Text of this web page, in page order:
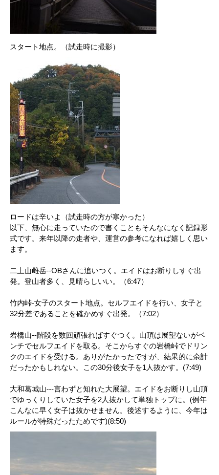
スタート地点。（試走時に撮影）
ロードは辛いよ（試走時の方が寒かった）
以下、無心に走っていたので書くこともそんなになく記録形
式です。来年以降の走者や、運営の参考になれば嬉しく思い
ます。
二上山雌岳--OBさんに追いつく。エイドはお断りしすぐ出
発。登山者多く、見晴らしいい。（6:47）
竹内峠-女子のスタート地点。セルフエイドを行い、女子と
32分差であることを確かめすぐ出発。（7:02）
岩橋山--階段を数回頑張ればすぐつく。山頂は展望ないがベ
ンチでセルフエイドを取る。そこからすぐの岩橋峠でドリン
クのエイドを受ける。ありがたかったですが、結果的に余計
だったかもしれない。この30分後女子を1人抜かす。(7:49)
大和葛城山---言わずと知れた大展望。エイドをお断りし山頂
でゆっくりしていた女子を2人抜かして単独トップに。(例年
こんなに早く女子は抜かせません。後述するように、今年は
ルールが特殊だったためです)(8:50)